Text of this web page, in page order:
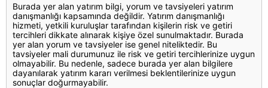
Burada yer alan yatırım bilgi, yorum ve tavsiyeleri yatırım
danışmanlığı kapsamında değildir. Yatırım danışmanlığı
hizmeti, yetkili kuruluşlar tarafından kişilerin risk ve getiri
tercihleri dikkate alınarak kişiye özel sunulmaktadır. Burada
yer alan yorum ve tavsiyeler ise genel niteliktedir. Bu
tavsiyeler mali durumunuz ile risk ve getiri tercihlerinize uygun
olmayabilir. Bu nedenle, sadece burada yer alan bilgilere
dayanılarak yatırım kararı verilmesi beklentilerinize uygun
sonuçlar doğurmayabilir.